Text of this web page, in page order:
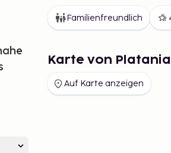
Familienfreundlich
Karte von
Auf Karte anzeigen